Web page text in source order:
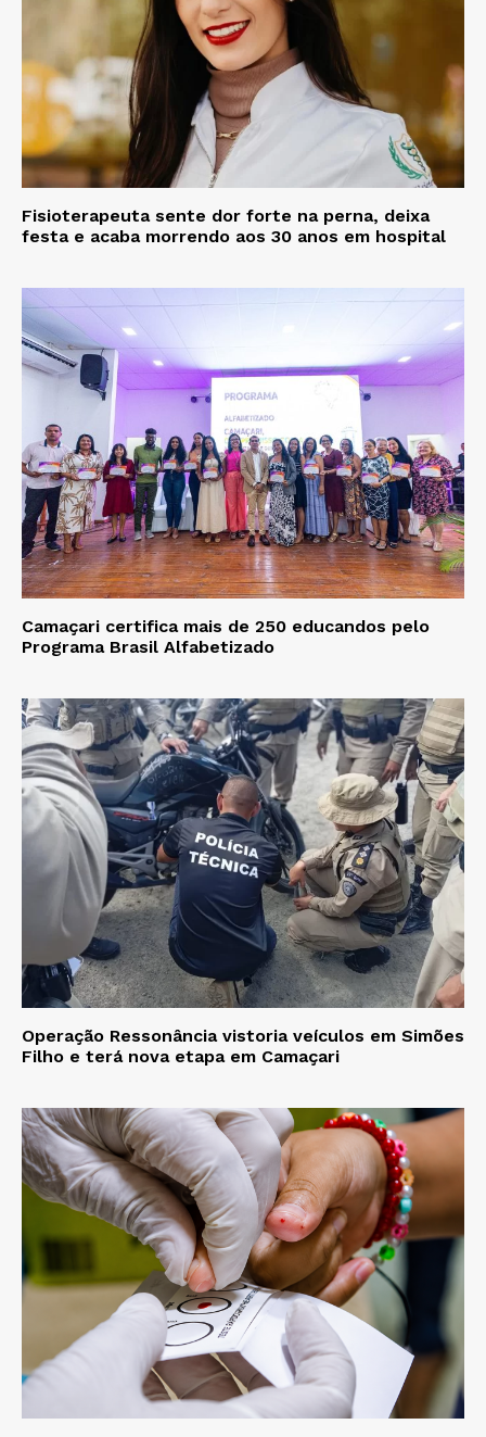
Fisioterapeuta sente dor forte na perna, deixa
festa e acaba morrendo aos 30 anos em hospital
Camaçari certifica mais de 250 educandos pelo
Programa Brasil Alfabetizado
Operação Ressonância vistoria veículos em Simões
Filho e terá nova etapa em Camaçari